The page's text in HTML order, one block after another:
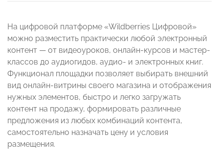
На цифровой платформе «Wildberries Цифровой»
можно разместить практически любой электронный
контент — от видеоуроков, онлайн-курсов и мастер-
классов до аудиогидов, аудио- и электронных книг.
Функционал площадки позволяет выбирать внешний
вид онлайн-витрины своего магазина и отображения
нужных элементов, быстро и легко загружать
контент на продажу, формировать различные
предложения из любых комбинаций контента,
самостоятельно назначать цену и условия
размещения.